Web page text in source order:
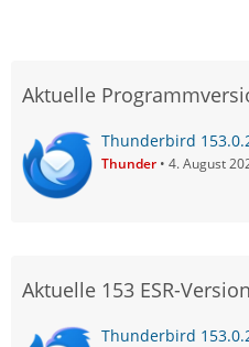
Aktuelle
Thunderbird
Thunder 4. August
Aktuelle 153 ESR-Version
Thunderbird